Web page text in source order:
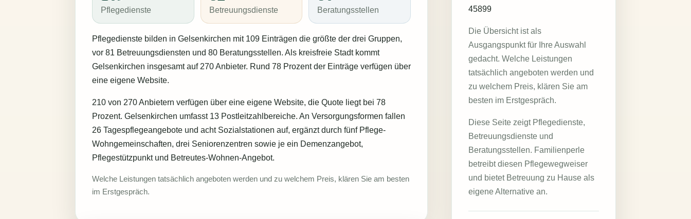
Pflegedienste Betreuungsdienste Beratungsstellen
Pflegedienste bilden in Gelsenkirchen mit 109 Einträgen die größte der drei Gruppen,
vor 81 Betreuungsdiensten und 80 Beratungsstellen. Als kreisfreie Stadt kommt
Gelsenkirchen insgesamt auf 270 Anbieter. Rund 78 Prozent der Einträge verfügen über
eine eigene Website.
210 von 270 Anbietern verfügen über eine eigene Website, die Quote liegt bei 78
Prozent. Gelsenkirchen umfasst 13 Postleitzahlbereiche. An Versorgungsformen fallen
26 Tagespflegeangebote und acht Sozialstationen auf, ergänzt durch fünf Pflege-
Wohngemeinschaften, drei Seniorenzentren sowie je ein Demenzangebot,
Pflegestützpunkt und Betreutes-Wohnen-Angebot.
Welche Leistungen tatsächlich angeboten werden und zu welchem Preis, klären Sie am besten
im Erstgespräch.
45899
Die Übersicht ist als
Ausgangspunkt für Ihre Auswahl
gedacht. Welche Leistungen
tatsächlich angeboten werden und
zu welchem Preis, klären Sie am
besten im Erstgespräch.
Diese Seite zeigt Pflegedienste,
Betreuungsdienste und
Beratungsstellen. Familienperle
betreibt diesen Pflegewegweiser
und bietet Betreuung zu Hause als
eigene Alternative an.